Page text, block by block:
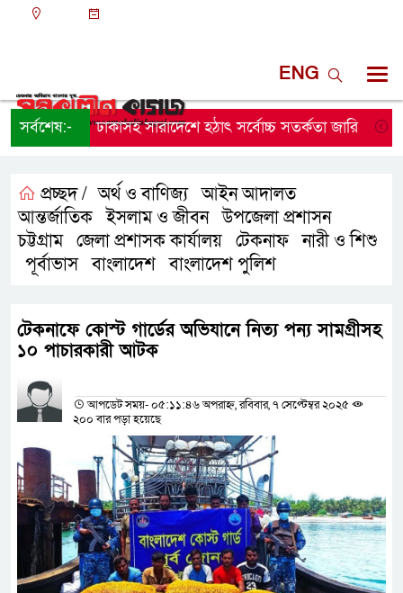
ENG
সর্বশেষ:-ঢাকাসহ সারাদেশে হঠাৎ সর্বোচ্চ সতর্কতা জা‌রি
প্রচ্ছদ / অর্থ ও বাণিজ্য ,আইন আদালত
আন্তর্জাতিক ,ইসলাম ও জীবন ,উপজেলা প্রশাসন
চট্টগ্রাম জেলা প্রশাসক কার্যালয় টেকনাফ ,নারী ও শিশু
পূর্বাভাস ,বাংলাদেশ ,বাংলাদেশ পুলিশ
টেকনাফে কোস্ট গার্ডের অভিযানে নিত্য পন্য সামগ্রীসহ
১০ পাচারকারী আটক
আপডেট সময়- ০৫:১১:৪৬ অপরাহ্ন, রবিবার, ৭ সেপ্টেম্বর ২০২৫
২০০ বার পড়া হয়েছে